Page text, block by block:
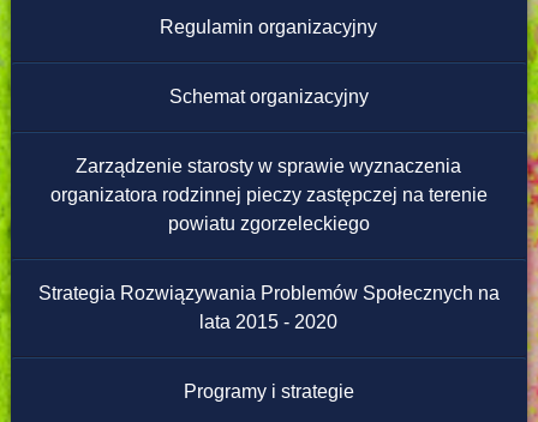
Regulamin organizacyjny
Schemat organizacyjny
Zarządzenie starosty w sprawie wyznaczenia
organizatora rodzinnej pieczy zastępczej na terenie
powiatu zgorzeleckiego
Strategia Rozwiązywania Problemów Społecznych na
lata 2015 - 2020
Programy i strategie